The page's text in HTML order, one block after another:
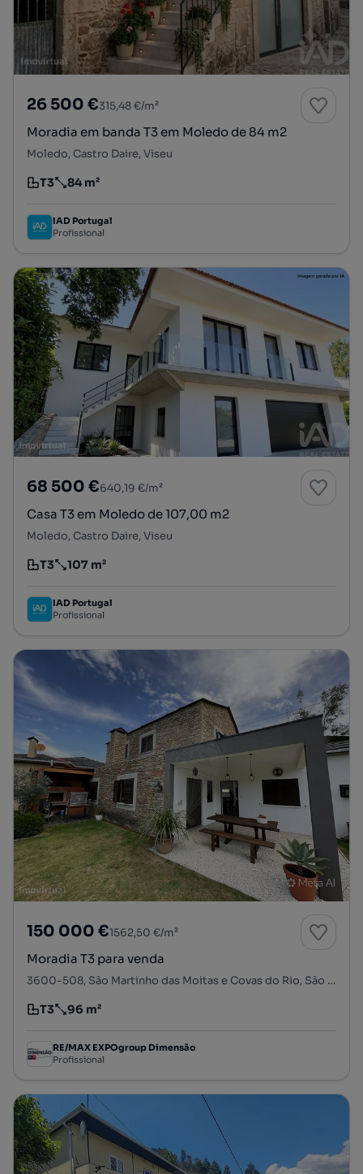
26 500 €315,48 €/m²
Moradia em banda T3 em Moledo de 84 m2
Moledo, Castro Daire, Viseu
Tipologia
T3
Preço por metro quadrado
84 m²
IAD Portugal
Profissional
68 500 €640,19 €/m²
Casa T3 em Moledo de 107,00 m2
Moledo, Castro Daire, Viseu
Tipologia
T3
Preço por metro quadrado
107 m²
IAD Portugal
Profissional
150 000 €1562,50 €/m²
Moradia T3 para venda
3600-508, São Martinho das Moitas e Covas do Rio, São Pedro do Sul, Viseu
Tipologia
T3
Preço por metro quadrado
96 m²
RE/MAX EXPOgroup Dimensão
Profissional